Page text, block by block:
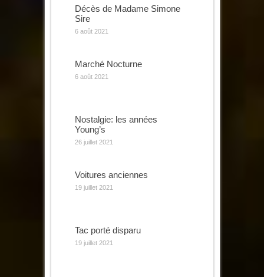
Décès de Madame Simone
Sire
6 août 2021
Marché Nocturne
6 août 2021
Nostalgie: les années
Young’s
26 juillet 2021
Voitures anciennes
19 juillet 2021
Tac porté disparu
19 juillet 2021